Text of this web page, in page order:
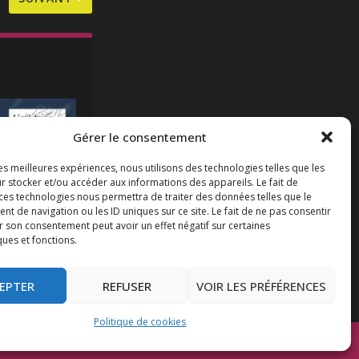
Gérer le consentement
meilleures expériences, nous utilisons des technologies telles que les
stocker et/ou accéder aux informations des appareils. Le fait de
technologies nous permettra de traiter des données telles que le
de navigation ou les ID uniques sur ce site. Le fait de ne pas consentir
son consentement peut avoir un effet négatif sur certaines
et fonctions.
REFUSER VOIR LES PRÉFÉRENCES
Politique de cookies
de Chantal